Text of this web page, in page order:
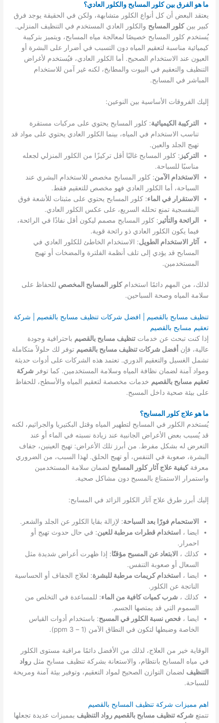
ما هو الفرق بين كلور المسابح والكلور العادي؟
يعتقد البعض أن كل أنواع الكلور متشابهة، ولكن في الحقيقة يوجد فرق
كبير بينكلور المسابح والكلور العادي المستخدم في التنظيف المنزلي.
يُستخدم كلور المسابح خصيصًا لمعالجة مياه المسابح، ويتميز بتركيبة
كيميائية مناسبة لتعقيم المياه دون التسبب في أضرار على البشرة أو
العيون عند الاستخدام الصحيح. أما الكلور العادي، فيُستخدم لأغراض
التنظيف والتعقيم في البيوت والمطابخ، لكنه غير آمن للاستخدام
المباشر في المسابح.
إليك الفروقات الأساسية بين النوعين:
التركيبة الكيميائية: كلور المسابح يحتوي على مركبات مستقرة
تناسب الاستخدام في المياه، بينما الكلور العادي يحتوي على مواد قد
تهيج الجلد والعين.
التركيز : كلور المسابح غالبًا أقل تركيزًا من الكلور المنزلي لجعله
مناسبًا للسباحة.
الاستخدام الآمن: كلور المسابح مخصص للاستخدام البشري عند
السباحة، أما الكلور العادي فهو مخصص للتعقيم فقط.
الاستقرار في الماء: كلور المسابح يحتوي على مثبتات للأشعة فوق
البنفسجية تمنع تحلله السريع، على عكس الكلور العادي.
الرائحة والتأثير : كلور المسابح مصمم ليكون أقل نفاذًا في الرائحة،
فيما يكون الكلور العادي ذو رائحة قوية.
آثار الاستخدام الطويل: الاستخدام الخاطئ للكلور العادي في
المسابح قد يؤدي إلى تلف أنظمة الفلترة والمضخات أو تهيج
المستخدمين.
لذلك، من المهم دائمًا استخدامكلور المسابح المخصص للحفاظ على
سلامة المياه وصحة السباحين.
تنظيف مسابح بالقصيم | افضل شركات تنظيف مسابح بالقصيم | شركة
تعقيم مسابح بالقصيم
إذا كنت تبحث عن خدماتتنظيف مسابح بالقصيم باحترافية وجودة
عالية، فإن أفضل شركات تنظيف مسابح بالقصيم توفر لك حلولاً متكاملة
تشمل الغسيل والتعقيم الدوري. تعتمد هذه الشركات على أدوات حديثة
ومواد آمنة لضمان نظافة المياه وسلامة المستخدمين. كما توفر شركة
تعقيم مسابح بالقصيم خدمات مخصصة لتعقيم المياه والأسطح، للحفاظ
على بيئة صحية داخل المسبح.
ما هو علاج كلور المسابح؟
يُستخدم الكلور في المسابح لتطهير المياه وقتل البكتيريا والجراثيم، لكنه
قد يُسبب بعض الأعراض الجانبية عند زيادة نسبته في الماء أو عند
التعرض له بشكل مفرط. من أبرز تلك الأعراض: تهيج العينين، جفاف
البشرة، صعوبة في التنفس، أو تهيج الحلق. لهذا السبب، من الضروري
معرفةكيفية علاج آثار كلور المسابح لضمان سلامة المستخدمين
واستمرار الاستمتاع بالمسبح دون مشاكل صحية.
إليك أبرز طرق علاج آثار الكلور الزائد في المسابح:
الاستحمام فورًا بعد السباحة: لإزالة بقايا الكلور عن الجلد والشعر.
ايضا ،
استخدام قطرات مرطبة للعين: في حال حدوث تهيج أو
احمرار.
كذلك ،
الابتعاد عن المسبح مؤقتًا: إذا ظهرت أعراض شديدة مثل
السعال أو صعوبة التنفس.
ايضا ،
استخدام كريمات مرطبة للبشرة: لعلاج الجفاف أو الحساسية
الناتجة عن الكلور.
كذلك ، شرب كميات كافية من الماء: للمساعدة في التخلص من
السموم التي قد يمتصها الجسم.
ايضا ،فحص نسبة الكلور في المسبح: باستخدام أدوات القياس
الخاصة وضبطها لتكون في النطاق الآمن (1 – 3 ppm).
الوقاية خير من العلاج، لذلك من الأفضل دائمًا مراقبة مستوى الكلور
في مياه المسابح بانتظام، والاستعانة بشركة تنظيف مسابح مثلرواد
التنظيف لضمان التوازن الصحيح لمواد التعقيم، وتوفير بيئة آمنة ومريحة
للسباحة.
اهم مميزات شركة تنظيف المسابح بالقصيم
تتمتع شركه تنظيف مسابح بالقصيم رواد التنظيف بمميزات عديدة تجعلها